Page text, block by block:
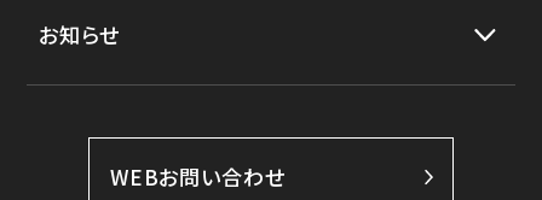
お知らせ
WEBお問い合わせ